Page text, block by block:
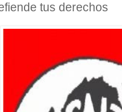
tus derechos